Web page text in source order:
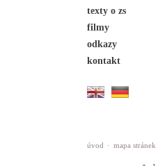
texty o zs
filmy
odkazy
kontakt
úvod · mapa stránek